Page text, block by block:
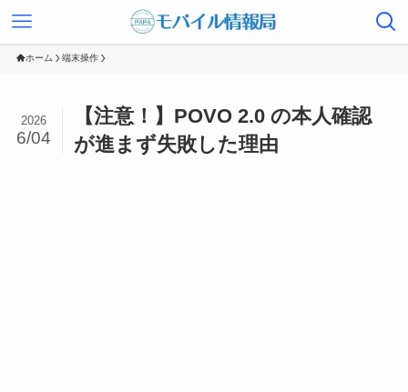
ホーム 端末操作
【注意！】POVO 2.0 の本人確認
が進まず失敗した理由
2026
6/04